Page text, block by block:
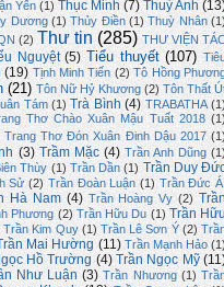
Yến (1) Thục Minh (7) Thuỳ Anh
Dương (1) Thủy Điền (1) Thuỳ Nhân
(2) Thư tin (285) THƯ VIỆN
Nguyệt (5) Tiểu thuyết (107)
(19) Tịnh Minh Tiến (2) Tô Hồng
(21) Tôn Nữ Hỷ Khương (2) Tôn Thất
Tám (1) Trà Bình (4) TRABATHA
Thơ Chào Xuân Mậu Tuất 2018
Trang Thơ Đón Xuân Đinh Dậu 2017
(3) Trầm Mặc (4) Trần Anh Dũng
Thùy (1) Trần Dần (1) Trần Duy
Sử (2) Trần Đoàn Luận (1) Trần Đức
Hà Nam (4) Trần Hoàng Vy (2)
Phương (2) Trần Hữu Du (1) Trần
Trần Kim Quy (1) Trần Lê Sơn Ý (2)
Mai Hường (11) Trần Mạnh Hảo
Hồ Trường (4) Trần Ngọc Mỹ
Như Luận (3) Trần Nhương (1)